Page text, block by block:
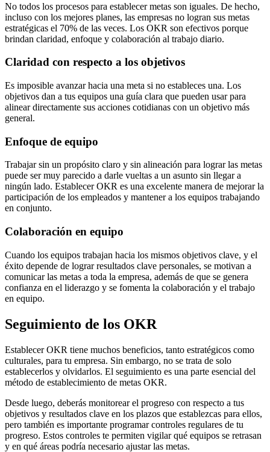
No todos los procesos para establecer metas son iguales. De hecho,
incluso con los mejores planes, las empresas no logran sus metas
estratégicas el 70% de las veces. Los OKR son efectivos porque
brindan claridad, enfoque y colaboración al trabajo diario.
Claridad con respecto a los objetivos
Es imposible avanzar hacia una meta si no estableces una. Los
objetivos dan a tus equipos una guía clara que pueden usar para
alinear directamente sus acciones cotidianas con un objetivo más
general.
Enfoque de equipo
Trabajar sin un propósito claro y sin alineación para lograr las metas
puede ser muy parecido a darle vueltas a un asunto sin llegar a
ningún lado. Establecer OKR es una excelente manera de mejorar la
participación de los empleados y mantener a los equipos trabajando
en conjunto.
Colaboración en equipo
Cuando los equipos trabajan hacia los mismos objetivos clave, y el
éxito depende de lograr resultados clave personales, se motivan a
comunicar las metas a toda la empresa, además de que se genera
confianza en el liderazgo y se fomenta la colaboración y el trabajo
en equipo.
Seguimiento de los OKR
Establecer OKR tiene muchos beneficios, tanto estratégicos como
culturales, para tu empresa. Sin embargo, no se trata de solo
establecerlos y olvidarlos. El seguimiento es una parte esencial del
método de establecimiento de metas OKR.
Desde luego, deberás monitorear el progreso con respecto a tus
objetivos y resultados clave en los plazos que establezcas para ellos,
pero también es importante programar controles regulares de tu
progreso. Estos controles te permiten vigilar qué equipos se retrasan
y en qué áreas podría necesario ajustar las metas.